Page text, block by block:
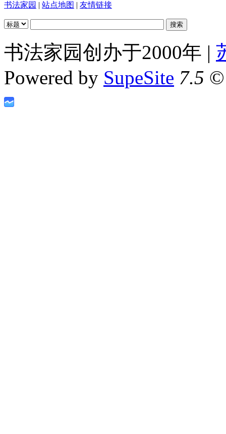
书法家园 | 站点地图 | 友情链接
书法家园创办于2000年 |
Powered by SupeSite 7.5 ©